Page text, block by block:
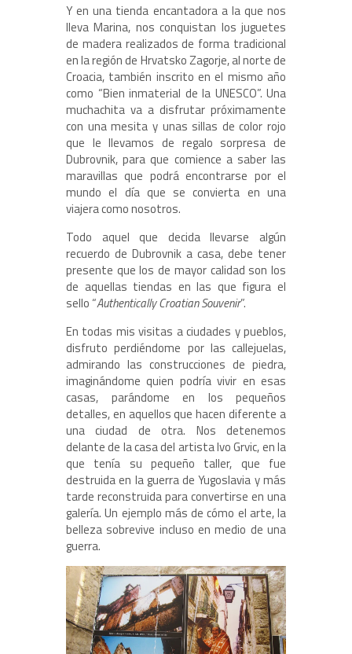
Y en una tienda encantadora a la que nos
lleva Marina, nos conquistan los juguetes
de madera realizados de forma tradicional
en la región de Hrvatsko Zagorje, al norte de
Croacia, también inscrito en el mismo año
como “Bien inmaterial de la UNESCO”. Una
muchachita va a disfrutar próximamente
con una mesita y unas sillas de color rojo
que le llevamos de regalo sorpresa de
Dubrovnik, para que comience a saber las
maravillas que podrá encontrarse por el
mundo el día que se convierta en una
viajera como nosotros.
Todo aquel que decida llevarse algún
recuerdo de Dubrovnik a casa, debe tener
presente que los de mayor calidad son los
de aquellas tiendas en las que figura el
sello “Authentically Croatian Souvenir”.
En todas mis visitas a ciudades y pueblos,
disfruto perdiéndome por las callejuelas,
admirando las construcciones de piedra,
imaginándome quien podría vivir en esas
casas, parándome en los pequeños
detalles, en aquellos que hacen diferente a
una ciudad de otra. Nos detenemos
delante de la casa del artista Ivo Grvic, en la
que tenía su pequeño taller, que fue
destruida en la guerra de Yugoslavia y más
tarde reconstruida para convertirse en una
galería. Un ejemplo más de cómo el arte, la
belleza sobrevive incluso en medio de una
guerra.